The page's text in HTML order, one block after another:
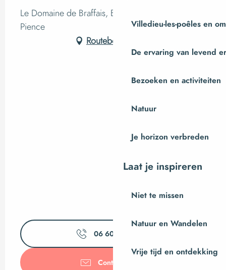
Villedieu-les-poêles en
De ervaring van levend
Bezoeken en activiteiten
Natuur
Je horizon verbreden
Laat je inspireren
Niet te missen
Natuur en Wandelen
Vrije tijd en ontdekking
Le Domaine de Braffais, BRAFFAIS, 50870 Sainte-
Pience
Routebeschrijving
06 60 82 22
Contacteer ons